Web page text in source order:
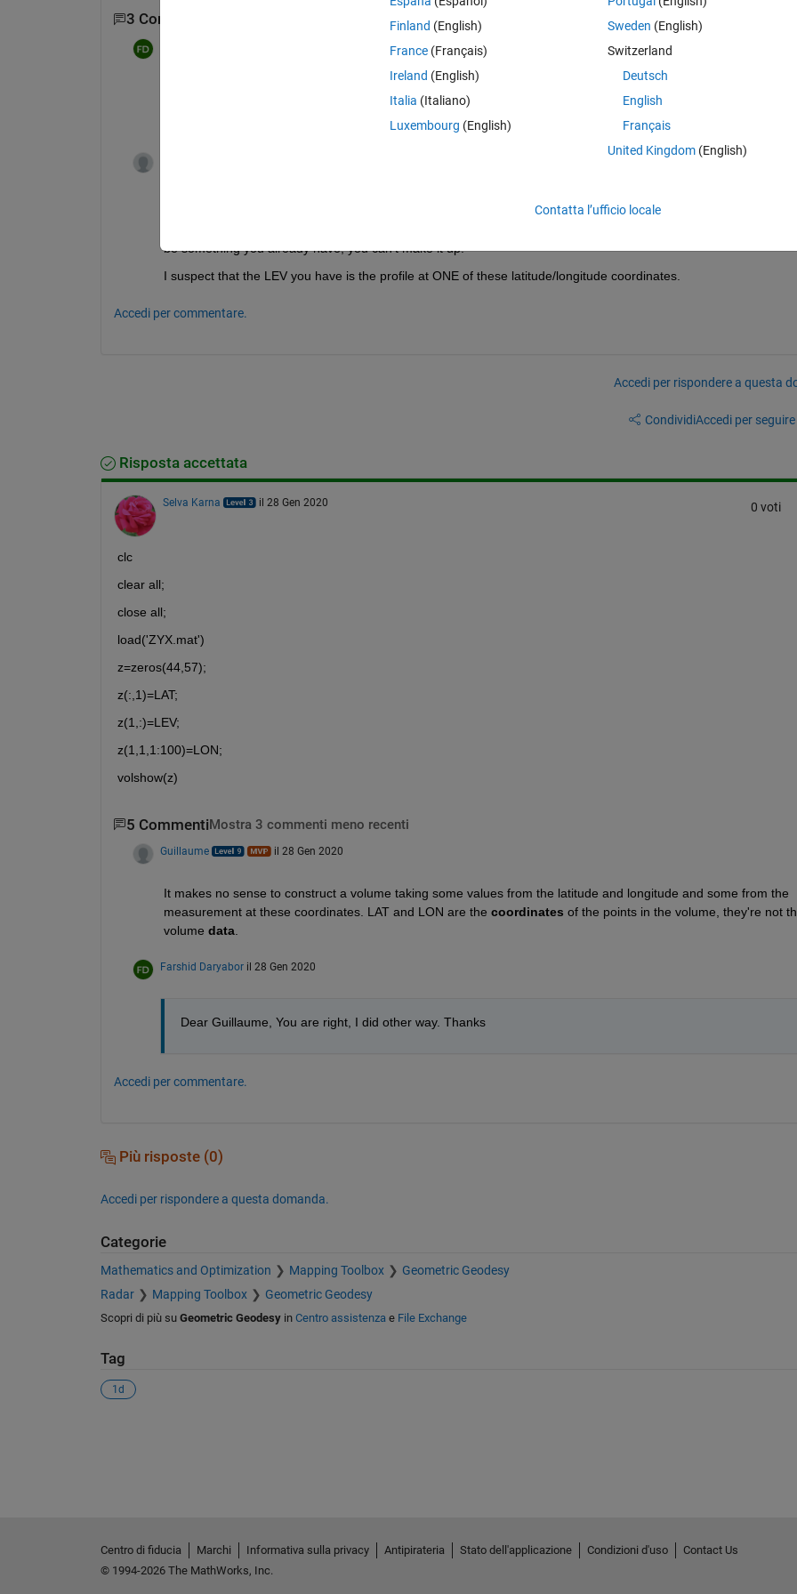
3 Commenti Mostra 1 commento meno recente
I would to plot a profile corresponding to a specific longitude and latitude. Thanks
be something you already have, you can't make it up.
I suspect that the LEV you have is the profile at ONE of these latitude/longitude coordinates.
Accedi per commentare.
Accedi per rispondere a questa
CondividiAccedi per
Risposta accettata
Selva Karna il 28 Gen 2020 0 voti
clc
clear all;
close all;
load('ZYX.mat')
z=zeros(44,57);
z(:,1)=LAT;
z(1,:)=LEV;
z(1,1,1:100)=LON;
volshow(z)
5 Commenti Mostra 3 commenti meno recenti
Guillaume il 28 Gen 2020
It makes no sense to construct a volume taking some values from the latitude and longitude and some from the
measurement at these coordinates. LAT and LON are the coordinates of the points in the volume, they're not
volume data.
Farshid Daryabor il 28 Gen 2020
Dear Guillaume, You are right, I did other way. Thanks
Accedi per commentare.
Più risposte (0)
Accedi per rispondere a questa domanda.
Categorie
Mathematics and Optimization Mapping Toolbox
Geometric Geodesy
Radar
Mapping Toolbox Geometric Geodesy
Scopri di più su Geometric Geodesyin Centro assistenzae File Exchange
Tag
1d
Finland (English)
France (Français)
Ireland (English)
Italia (Italiano)
Luxembourg (English)
Sweden (English)
Switzerland
Deutsch
English
Français
United Kingdom(English)
Contatta l’ufficio locale
Centro di fiducia Marchi Informativa sulla privacy Antipirateria Stato dell'applicazione Condizioni d'uso
Contact Us
© 1994-2026 The MathWorks, Inc.